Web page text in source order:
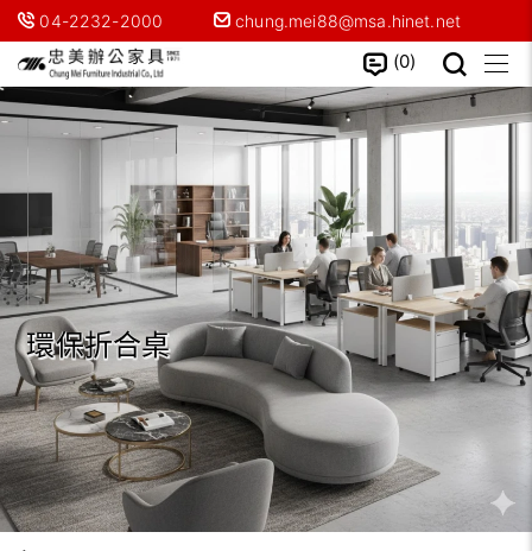
04-2232-2000 chung.mei88@msa.hinet.net
0
環保折合桌